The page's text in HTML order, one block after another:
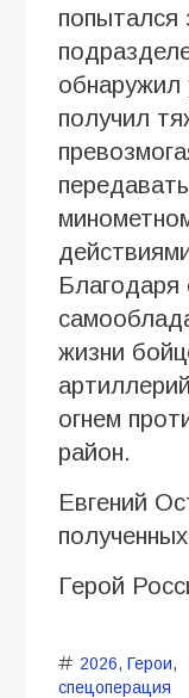
попытался
обнаружил
получил
Благодаря
жизни
огнем
район.
Евгений
Герой
2026, Герои,
спецоперация